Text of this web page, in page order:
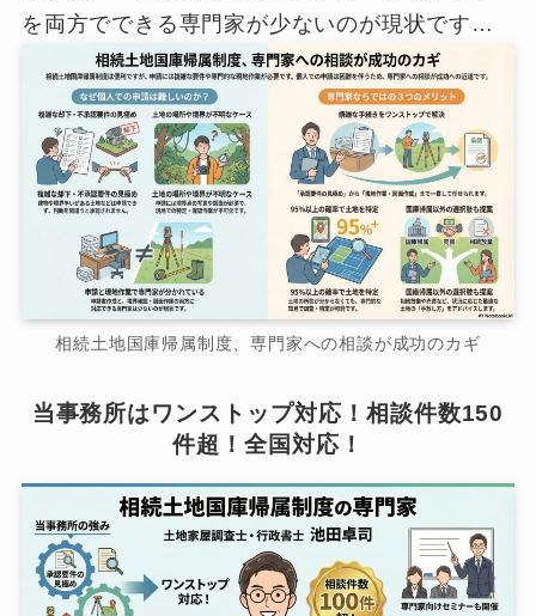
を両方でできる専門家が少ないのが現状です…
相続土地国庫帰属制度、専門家への相談が成功のカギ
当事務所はワンストップ対応！相談件数150
件超！全国対応！